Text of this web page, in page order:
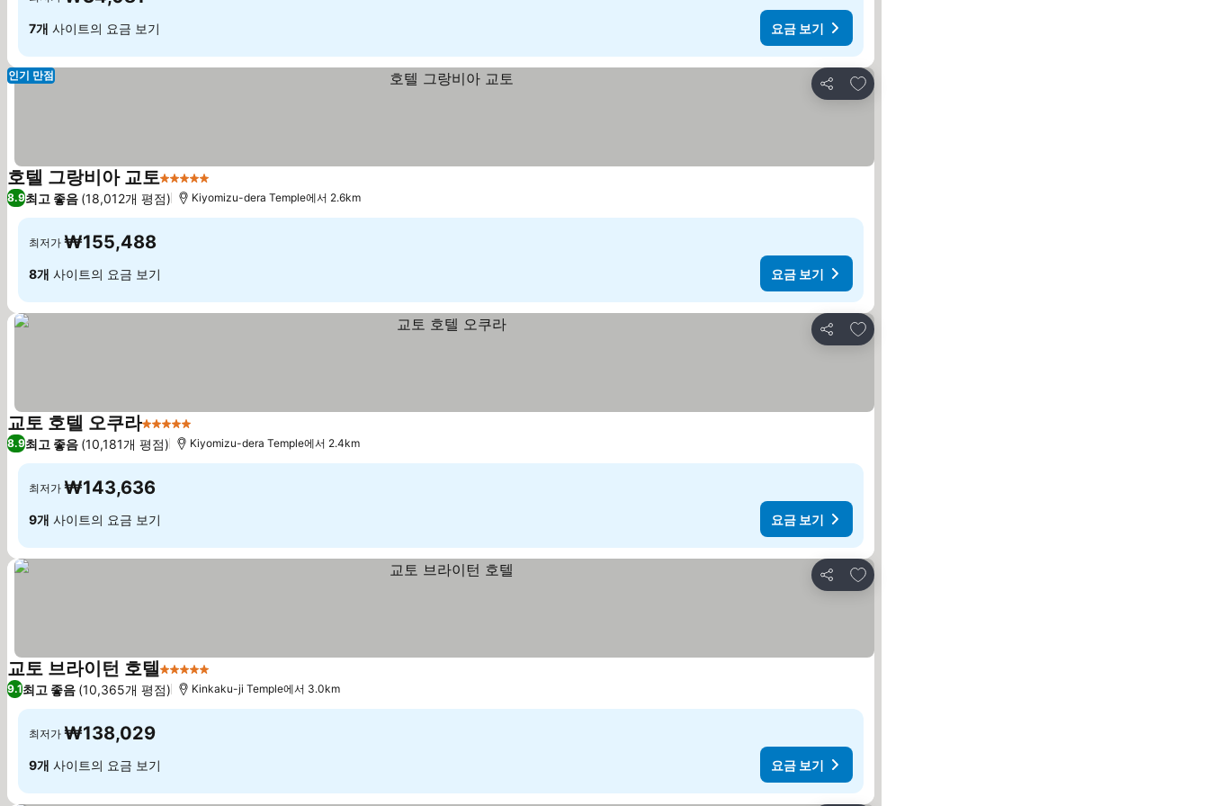
7개 사이트의 요금 보기 요금 보기
공유
즐겨찾기에 추가
인기 만점
호텔 그랑비아 교토5 성급
8.9최고 좋음 (18,012개 평점) Kiyomizu-dera Temple에서 2.6km
최저가 ₩155,488
8개 사이트의 요금 보기 요금 보기
공유
즐겨찾기에 추가
교토 호텔 오쿠라5 성급
8.9최고 좋음 (10,181개 평점) Kiyomizu-dera Temple에서 2.4km
최저가 ₩143,636
9개 사이트의 요금 보기 요금 보기
공유
즐겨찾기에 추가
교토 브라이턴 호텔5 성급
9.1최고 좋음 (10,365개 평점) Kinkaku-ji Temple에서 3.0km
최저가 ₩138,029
9개 사이트의 요금 보기 요금 보기